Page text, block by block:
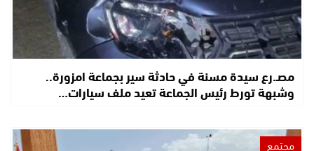
مصـ.رع سيدة مسنة في حادثة سير بجماعة امزورة..
وشبهة تورط رئيس الجماعة تعيد ملف سيارات…
مجتمع